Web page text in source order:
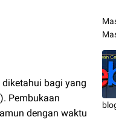
diketahui bagi yang
Pembukaan
dengan waktu